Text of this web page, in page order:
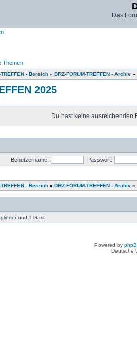
Das
Themen
TREFFEN - Bereich » DRZ-FORUM-TREFFEN - Archiv »
2025
Du hast keine ausreichenden
Benutzername: Passwort:
TREFFEN - Bereich » DRZ-FORUM-TREFFEN - Archiv »
und 1 Gast
Powered by
Deutsche